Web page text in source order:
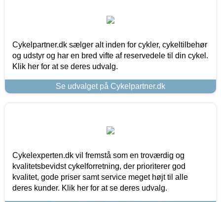
Cykelpartner.dk sælger alt inden for cykler, cykeltilbehør
og udstyr og har en bred vifte af reservedele til din cykel.
Klik her for at se deres udvalg.
Se udvalget på Cykelpartner.dk
Cykelexperten.dk vil fremstå som en troværdig og
kvalitetsbevidst cykelforretning, der prioriterer god
kvalitet, gode priser samt service meget højt til alle
deres kunder. Klik her for at se deres udvalg.